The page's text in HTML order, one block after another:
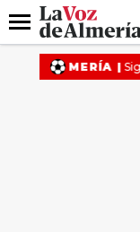
DESTACADO
Menú